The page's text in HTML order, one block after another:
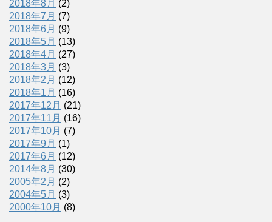
2018年8月 (2)
2018年7月 (7)
2018年6月 (9)
2018年5月 (13)
2018年4月 (27)
2018年3月 (3)
2018年2月 (12)
2018年1月 (16)
2017年12月 (21)
2017年11月 (16)
2017年10月 (7)
2017年9月 (1)
2017年6月 (12)
2014年8月 (30)
2005年2月 (2)
2004年5月 (3)
2000年10月 (8)